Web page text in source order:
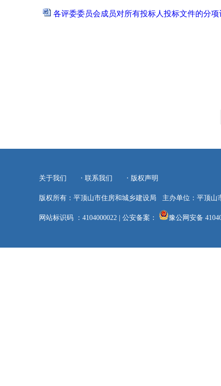
各评委委员会成员对所有投标人投标文件的分
关于我们 · 联系我们 · 版权声明
版权所有：平顶山市住房和城乡建设局 主办单位：平顶山
网站标识码 ：4104000022| 公安备案： 豫公网安备